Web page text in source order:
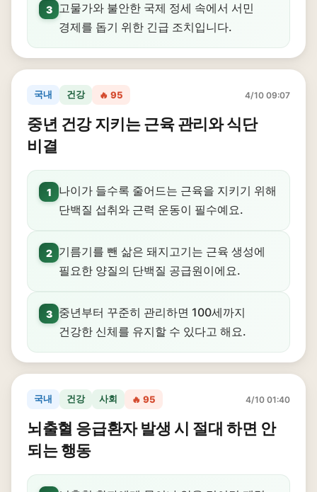
3
고물가와 불안한 국제 정세 속에서 서민
경제를 돕기 위한 긴급 조치입니다.
국내 건강 🔥 95 4/10 09:07
중년 건강 지키는 근육 관리와 식단
비결
1
나이가 들수록 줄어드는 근육을 지키기 위해
단백질 섭취와 근력 운동이 필수예요.
2
기름기를 뺀 삶은 돼지고기는 근육 생성에
필요한 양질의 단백질 공급원이에요.
3
중년부터 꾸준히 관리하면 100세까지
건강한 신체를 유지할 수 있다고 해요.
국내 건강 사회 🔥 95 4/10 01:40
뇌출혈 응급환자 발생 시 절대 하면 안
되는 행동